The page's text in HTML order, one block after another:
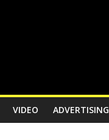
VIDEO ADVERTISING